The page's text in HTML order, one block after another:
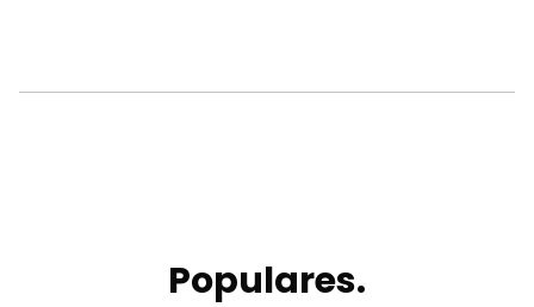
Populares.